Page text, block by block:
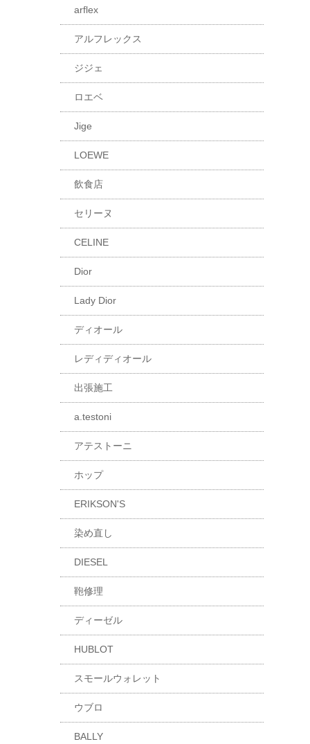
arflex
アルフレックス
ジジェ
ロエベ
Jige
LOEWE
飲食店
セリーヌ
CELINE
Dior
Lady Dior
ディオール
レディディオール
出張施工
a.testoni
アテストーニ
ホップ
ERIKSON'S
染め直し
DIESEL
鞄修理
ディーゼル
HUBLOT
スモールウォレット
ウブロ
BALLY